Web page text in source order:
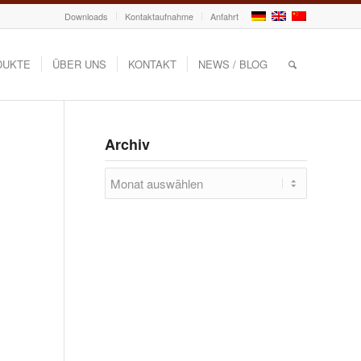
Downloads Kontaktaufnahme Anfahrt
ÜBER UNS KONTAKT NEWS / BLOG
Archiv